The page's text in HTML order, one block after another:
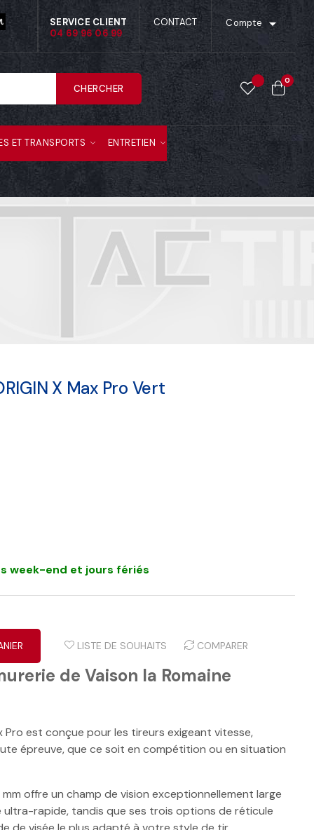
SERVICE CLIENT
04 69 96 06 99
CONTACT Compte 
CHERCHER
0
ET TRANSPORTS ENTRETIEN
X Max Pro Vert
week-end et jours fériés
LISTE DE SOUHAITS COMPARER
de Vaison la Romaine
Pro est conçue pour les tireurs exigeant vitesse,
épreuve, que ce soit en compétition ou en situation
offre un champ de vision exceptionnellement large
ultra-rapide, tandis que ses trois options de réticule